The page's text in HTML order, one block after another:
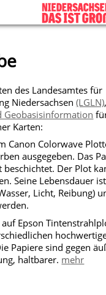
des Landesamtes für
Niedersachsen(LGLN)
Geobasisinformation
Karten:
Canon Colorwave
ausgegeben. Das
Der Plot
Seine Lebensdauer ist
Licht, Reibung)
Epson
Papiere sind gegen
haltbarer. mehr